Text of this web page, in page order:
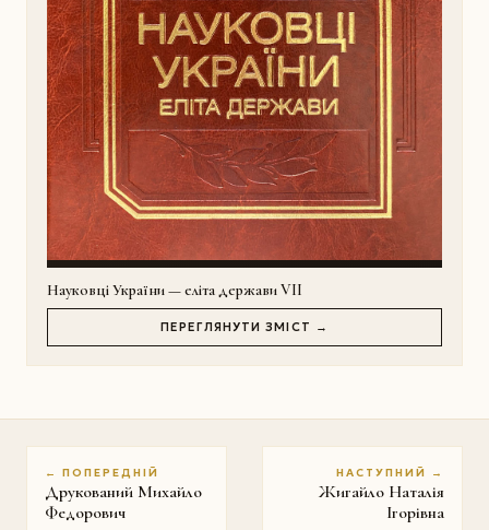
Науковці України — еліта держави VII
ПЕРЕГЛЯНУТИ ЗМІСТ →
← ПОПЕРЕДНІЙ
Друкований Михайло
Федорович
НАСТУПНИЙ →
Жигайло Наталія
Ігорівна